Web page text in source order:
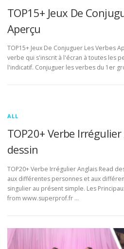
TOP15+ Jeux De
Aperçu
TOP15+ Jeux De Conjuguer Les Verbes
verbe qui s'inscrit à l'écran à toutes les
l'indicatif. Conjuguer les verbes du 1er
ALL
TOP20+ Verbe
dessin
TOP20+ Verbe Irrégulier Anglais Read
aux différentes personnes et aux
singulier au présent simple. Les
from www.superprof.fr …